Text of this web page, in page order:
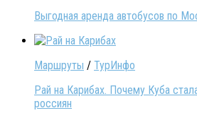
Выгодная аренда автобусов по
Маршруты / ТурИнфо
Рай на Карибах. Почему Куба
россиян